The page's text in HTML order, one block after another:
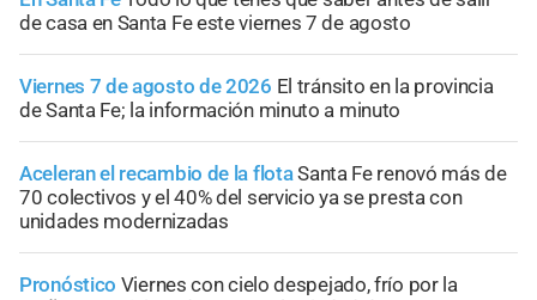
de casa en Santa Fe este viernes 7 de agosto
Viernes 7 de agosto de 2026 El tránsito en la provincia
de Santa Fe; la información minuto a minuto
Aceleran el recambio de la flotaSanta Fe renovó más de
70 colectivos y el 40% del servicio ya se presta con
unidades modernizadas
Pronóstico Viernes con cielo despejado, frío por la